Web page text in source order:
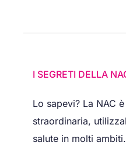
I SEGRETI DELLA
Lo sapevi? La NAC
straordinaria,
salute in molti